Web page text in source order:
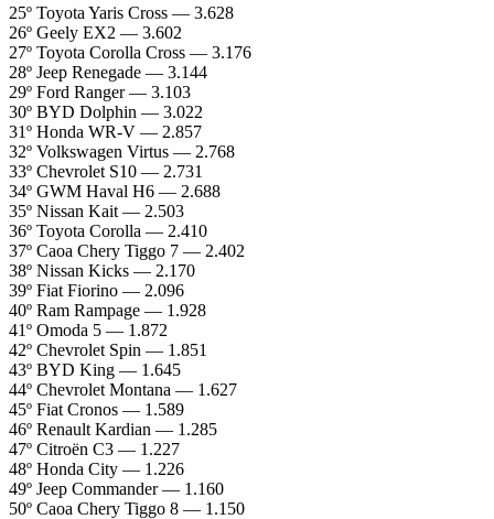
25º Toyota Yaris Cross — 3.628
26º Geely EX2 — 3.602
27º Toyota Corolla Cross — 3.176
28º Jeep Renegade — 3.144
29º Ford Ranger — 3.103
30º BYD Dolphin — 3.022
31º Honda WR-V — 2.857
32º Volkswagen Virtus — 2.768
33º Chevrolet S10 — 2.731
34º GWM Haval H6 — 2.688
35º Nissan Kait — 2.503
36º Toyota Corolla — 2.410
37º Caoa Chery Tiggo 7 — 2.402
38º Nissan Kicks — 2.170
39º Fiat Fiorino — 2.096
40º Ram Rampage — 1.928
41º Omoda 5 — 1.872
42º Chevrolet Spin — 1.851
43º BYD King — 1.645
44º Chevrolet Montana — 1.627
45º Fiat Cronos — 1.589
46º Renault Kardian — 1.285
47º Citroën C3 — 1.227
48º Honda City — 1.226
49º Jeep Commander — 1.160
50º Caoa Chery Tiggo 8 — 1.150